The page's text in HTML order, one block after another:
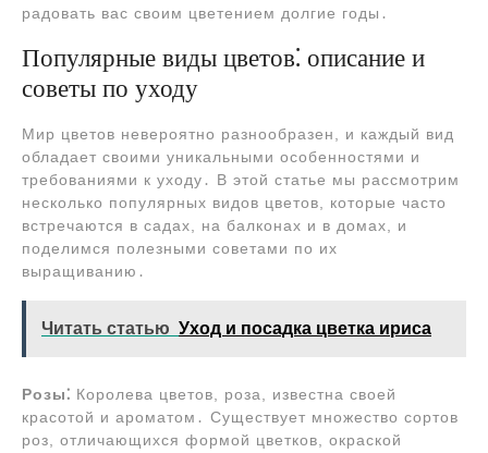
радовать вас своим цветением долгие годы․
Популярные виды цветов⁚ описание и
советы по уходу
Мир цветов невероятно разнообразен, и каждый вид
обладает своими уникальными особенностями и
требованиями к уходу․ В этой статье мы рассмотрим
несколько популярных видов цветов, которые часто
встречаются в садах, на балконах и в домах, и
поделимся полезными советами по их
выращиванию․
Читать статью Уход и посадка цветка ириса
Розы⁚ Королева цветов, роза, известна своей
красотой и ароматом․ Существует множество сортов
роз, отличающихся формой цветков, окраской